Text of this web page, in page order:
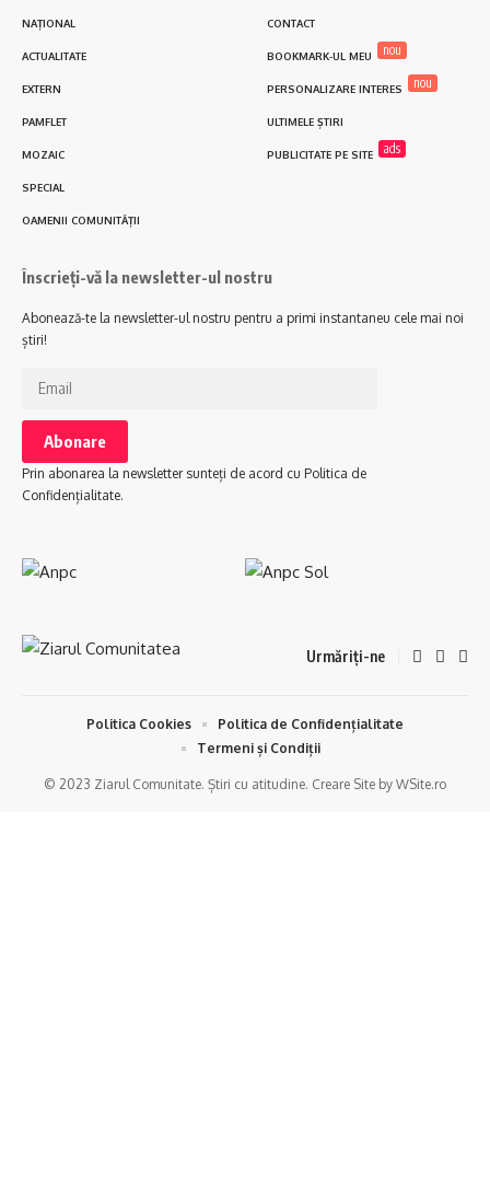
NAȚIONAL
ACTUALITATE
EXTERN
PAMFLET
MOZAIC
SPECIAL
OAMENII COMUNITĂȚII
CONTACT
BOOKMARK-UL MEU nou
PERSONALIZARE INTERES nou
ULTIMELE ȘTIRI
PUBLICITATE PE SITE ads
Înscrieți-vă la newsletter-ul nostru
Abonează-te la newsletter-ul nostru pentru a primi instantaneu cele mai noi
știri!
Prin abonarea la newsletter sunteți de acord cu Politica de
Confidențialitate.
Urmăriți-ne
© 2023 Ziarul Comunitate. Știri cu atitudine. Creare Site by WSite.ro
Politica Cookies
Politica de Confidențialitate
Termeni și Condiții